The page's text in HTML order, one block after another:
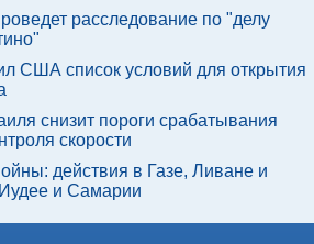
расследование по "делу
США список условий для открытия
снизит пороги срабатывания
скорости
действия в Газе, Ливане и
и Самарии